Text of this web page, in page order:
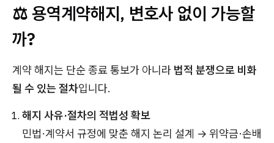
⚖ 용역계약해지, 변호사 없이 가능할
까?
계약 해지는 단순 종료 통보가 아니라 법적 분쟁으로 비화
될 수 있는 절차입니다.
해지 사유·절차의 적법성 확보
민법·계약서 규정에 맞춘 해지 논리 설계 → 위약금·손배